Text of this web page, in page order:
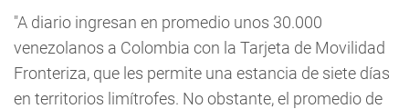
"A diario ingresan en promedio unos 30.000
venezolanos a Colombia con la Tarjeta de Movilidad
Fronteriza, que les permite una estancia de siete días
en territorios limítrofes. No obstante, el promedio de